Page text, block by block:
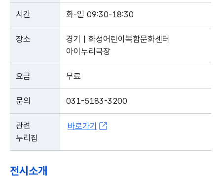
시간 화-일 09:30-18:30
장소
경기 | 화성어린이복합문화센터
아이누리극장
요금 무료
문의 031-5183-3200
관련
누리집
바로가기
전시소개